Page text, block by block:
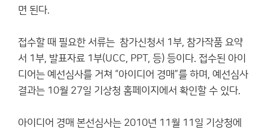
면 된다.
접수할 때 필요한 서류는 참가신청서 1부, 참가작품 요약
서 1부, 발표자료 1부(UCC, PPT, 등) 등이다. 접수된 아이
디어는 예선심사를 거쳐 “아이디어 경매”를 하며, 예선심사
결과는 10월 27일 기상청 홈페이지에서 확인할 수 있다.
아이디어 경매 본선심사는 2010년 11월 11일 기상청에